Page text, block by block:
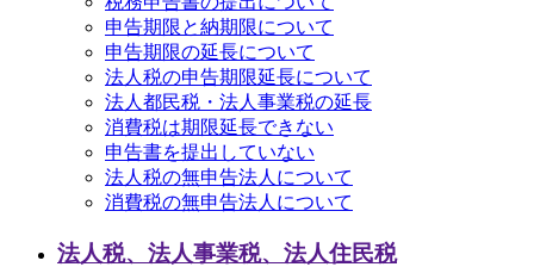
申告期限と納期限について
申告期限の延長について
法人税の申告期限延長について
法人都民税・法人事業税の延長
消費税は期限延長できない
申告書を提出していない
法人税の無申告法人について
消費税の無申告法人について
法人税、法人事業税、法人住民税